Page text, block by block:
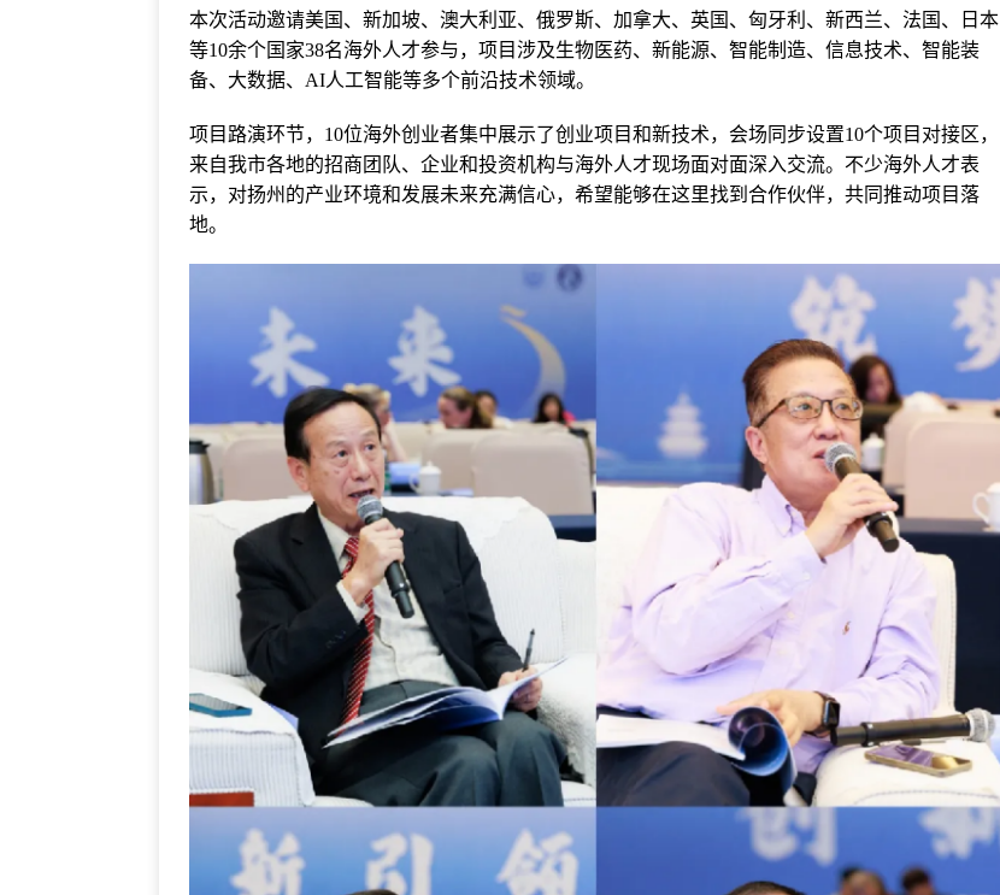
本次活动邀请美国、新加坡、澳大利亚、俄罗斯、加拿大、英国、匈牙利、新西兰、法国、日本
等10余个国家38名海外人才参与，项目涉及生物医药、新能源、智能制造、信息技术、智能装
备、大数据、AI人工智能等多个前沿技术领域。
项目路演环节，10位海外创业者集中展示了创业项目和新技术，会场同步设置10个项目对接区，
来自我市各地的招商团队、企业和投资机构与海外人才现场面对面深入交流。不少海外人才表
示，对扬州的产业环境和发展未来充满信心，希望能够在这里找到合作伙伴，共同推动项目落
地。